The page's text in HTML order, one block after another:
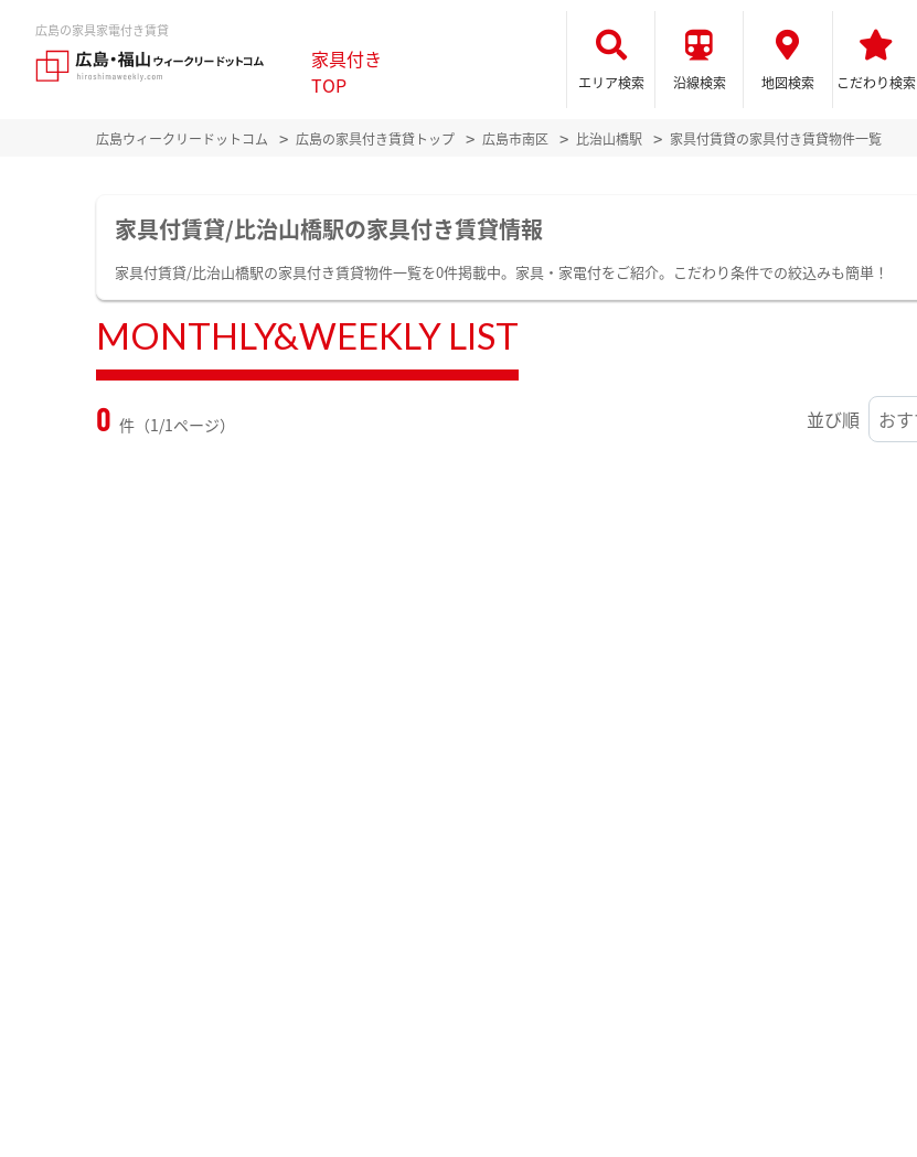
広島の家具家電付き賃貸
家具付き
TOP
エリア検索 沿線検索 地図検索 こだわり検索
広島ウィークリードットコム 広島の家具付き賃貸トップ 広島市南区 比治山橋駅 家具付賃貸の家具付き賃貸物件一覧
家具付賃貸/比治山橋駅の家具付き賃貸情報
家具付賃貸/比治山橋駅の家具付き賃貸物件一覧を0件掲載中。家具・家電付をご紹介。こだわり条件での絞込みも簡単！
MONTHLY&WEEKLY LIST
0 件（1/1ページ） 並び順